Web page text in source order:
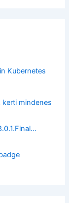
Kubernetes
kerti mindenes